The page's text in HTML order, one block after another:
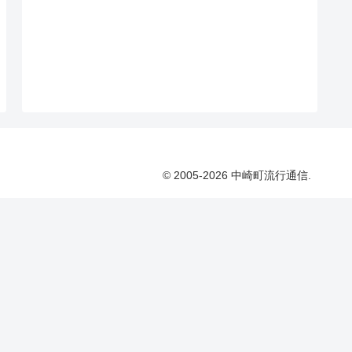
© 2005-2026 中崎町流行通信.